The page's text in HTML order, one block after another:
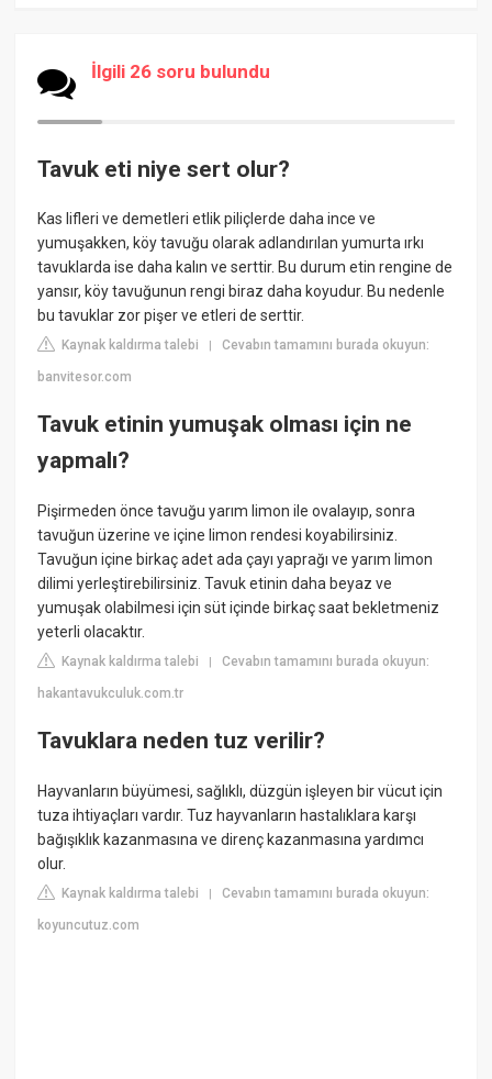
İlgili 26 soru bulundu
Tavuk eti niye sert olur?
Kas lifleri ve demetleri etlik piliçlerde daha ince ve
yumuşakken, köy tavuğu olarak adlandırılan yumurta ırkı
tavuklarda ise daha kalın ve serttir. Bu durum etin rengine de
yansır, köy tavuğunun rengi biraz daha koyudur. Bu nedenle
bu tavuklar zor pişer ve etleri de serttir.
Kaynak kaldırma talebi |Cevabın tamamını burada okuyun:
banvitesor.com
Tavuk etinin yumuşak olması için ne
yapmalı?
Pişirmeden önce tavuğu yarım limon ile ovalayıp, sonra
tavuğun üzerine ve içine limon rendesi koyabilirsiniz.
Tavuğun içine birkaç adet ada çayı yaprağı ve yarım limon
dilimi yerleştirebilirsiniz. Tavuk etinin daha beyaz ve
yumuşak olabilmesi için süt içinde birkaç saat bekletmeniz
yeterli olacaktır.
Kaynak kaldırma talebi |Cevabın tamamını burada okuyun:
hakantavukculuk.com.tr
Tavuklara neden tuz verilir?
Hayvanların büyümesi, sağlıklı, düzgün işleyen bir vücut için
tuza ihtiyaçları vardır. Tuz hayvanların hastalıklara karşı
bağışıklık kazanmasına ve direnç kazanmasına yardımcı
olur.
Kaynak kaldırma talebi |Cevabın tamamını burada okuyun:
koyuncutuz.com